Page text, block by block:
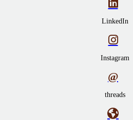
LinkedIn
Instagram
threads